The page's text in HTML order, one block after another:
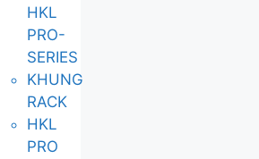
HKL
PRO-
SERIES
KHUNG
RACK
HKL
PRO